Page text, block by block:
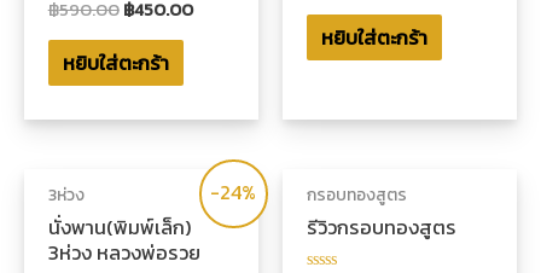
ให้
0
ตั้งแต่
5
฿590.00฿450.00
หยิบใส่ตะกร้า
0
ตั้งแต่
5
หยิบใส่ตะกร้า
-24%
3ห่วง
นั่งพาน(พิมพ์เล็ก)
3ห่วง หลวงพ่อรวย
กรอบทองสูตร
รีวิวกรอบทองสูตร